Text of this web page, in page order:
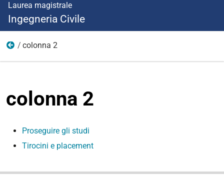
Laurea magistrale
Ingegneria Civile
dopo laurea
colonna 2
colonna 2
Proseguire gli studi
Tirocini e placement